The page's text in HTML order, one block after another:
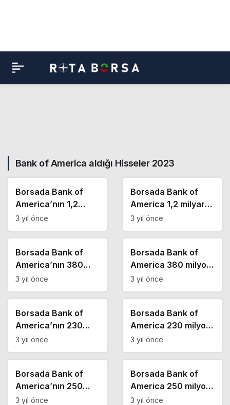
Bank of America aldığı Hisseler 2023
Borsada Bank of
America’nın 1,2
milyar TL satış
yaptığı günde en çok
aldığı hisseler
3 yıl önce
Borsada Bank of
America 1,2 milyar
TL satış yaptı! İşte
BOFA’nın en çok
sattığı hisseler
3 yıl önce
Borsada Bank of
America’nın 380
milyon TL alım
yaptığı günde en çok
sattığı hisseler
Borsa Haberleri
3 yıl önce
Borsada Bank of
America 380 milyon
TL alım yaptı! İşte
BOFA’nın en çok
aldığı hisseler
Borsa Haberleri
3 yıl önce
Borsada Bank of
America’nın 230
milyon TL alım
yaptığı haftada en
çok sattığı hisseler
Borsa Haberleri
3 yıl önce
Borsada Bank of
America 230 milyon
TL alım yaptı! İşte
BOFA’nın en çok
aldığı hisseler
Borsa Haberleri
3 yıl önce
Borsada Bank of
America’nın 250
milyon TL alım
Borsa Haberleri
3 yıl önce
Borsada Bank of
America 250 milyon
TL alım yaptı! İşte
Borsa Haberleri
3 yıl önce